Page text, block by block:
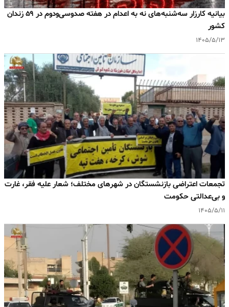
بیانیه کارزار سه‌شنبه‌های نه به اعدام در هفته صدوسی‌و‌دوم در ۵۹ زندان
کشور
۱۴۰۵/۵/۱۳
تجمعات اعتراضی بازنشستگان در شهرهای مختلف؛ شعار علیه فقر، غارت
و بی‌عدالتی حکومت
۱۴۰۵/۵/۱۱